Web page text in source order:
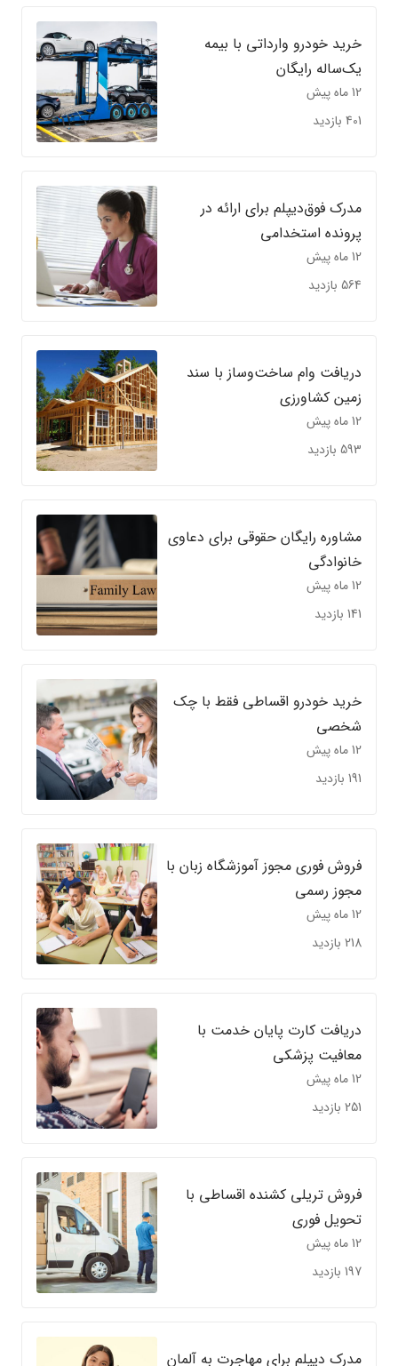
خرید خودرو وارداتی با بیمه
یک‌ساله رایگان
12 ماه پیش
401 بازدید
مدرک فوق‌دیپلم برای ارائه در
پرونده استخدامی
12 ماه پیش
564 بازدید
دریافت وام ساخت‌وساز با سند
زمین کشاورزی
12 ماه پیش
593 بازدید
مشاوره رایگان حقوقی برای دعاوی
خانوادگی
12 ماه پیش
141 بازدید
خرید خودرو اقساطی فقط با چک
شخصی
12 ماه پیش
191 بازدید
فروش فوری مجوز آموزشگاه زبان با
مجوز رسمی
12 ماه پیش
218 بازدید
دریافت کارت پایان خدمت با
معافیت پزشکی
12 ماه پیش
251 بازدید
فروش تریلی کشنده اقساطی با
تحویل فوری
12 ماه پیش
197 بازدید
مدرک دیپلم برای مهاجرت به آلمان